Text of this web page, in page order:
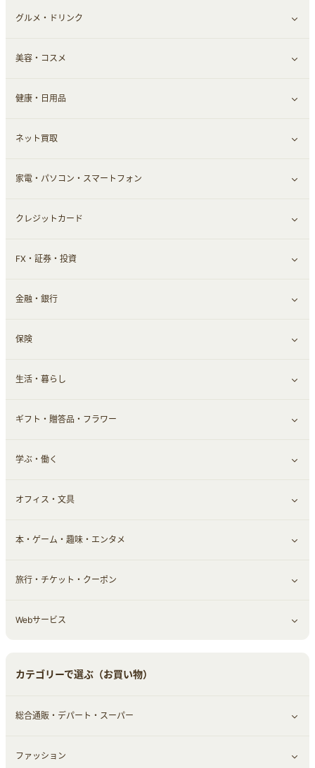
総合通販
すべて見る
ファッション
インナー・下着
スーツ・フォーマル
グルメ・ドリンク
すべて見る
グルメ
お酒
食材宅配
ウォーターサーバー
美容・コスメ
すべて見る
ヘアケア
エステ・サロン
メンズ美容
健康・日用品
すべて見る
スポーツ・フィットネス
日用品・薬局・からだ
ネット買取
すべて見る
ネット買取
家電・パソコン・スマートフォン
すべて見る
家電・パソコン・ソフトウェア
通信・レンタルサーバー
スマホ・携帯電話・SIM
定額制有料コンテンツ
クレジットカード
すべて見る
クレジットカード
FX・証券・投資
すべて見る
証券
仮想通貨
その他投資
金融・銀行
銀行・ネット銀行
キャッシング・ローン
その他金融
保険
すべて見る
保険相談・面談
生活・暮らし
すべて見る
住まい・暮らし
不動産
引越し
エコ・エネルギー
車情報・カーシェア・レンタル
ギフト・贈答品・フラワー
すべて見る
ギフト・贈答品
学ぶ・働く
すべて見る
習い事・学習・学校
仕事・転職
オフィス・文具
すべて見る
オフィス・文具
本・ゲーム・趣味・エンタメ
すべて見る
ゲーム・趣味
旅行・チケット・クーポン
すべて見る
Webサービス
カテゴリーで選ぶ（お買い物）
総合通販・デパート・スーパー
すべて見る
ファッション